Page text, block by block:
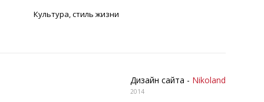
Культура, стиль жизни
Дизайн сайта - Nikoland
2014